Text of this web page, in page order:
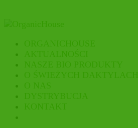
ORGANICHOUSE
AKTUALNOŚCI
NASZE BIO PRODUKTY
O ŚWIEŻYCH DAKTYLACH
O NAS
DYSTRYBUCJA
KONTAKT